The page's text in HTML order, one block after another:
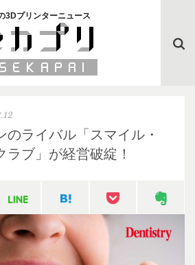
3Dプリンターニュース
のライバル「スマイル・
ラブ」が経営破綻！